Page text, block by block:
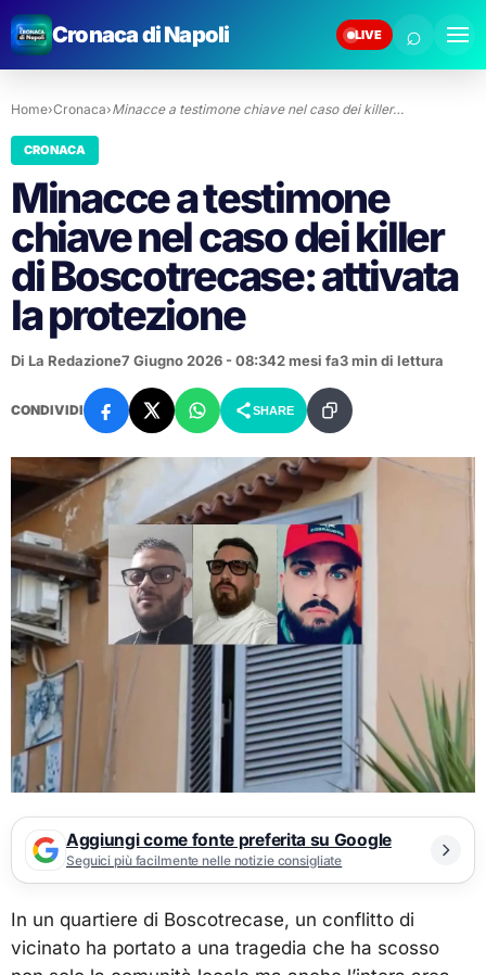
Cronaca di Napoli LIVE ⌕
Home›Cronaca›Minacce a testimone chiave nel caso dei killer…
CRONACA
Minacce a testimone
chiave nel caso dei killer
di Boscotrecase: attivata
la protezione
Di La Redazione7 Giugno 2026 - 08:342 mesi fa3 min di lettura
CONDIVIDI SHARE
Aggiungi come fonte preferita su Google
Seguici più facilmente nelle notizie consigliate
In un quartiere di Boscotrecase, un conflitto di
vicinato ha portato a una tragedia che ha scosso